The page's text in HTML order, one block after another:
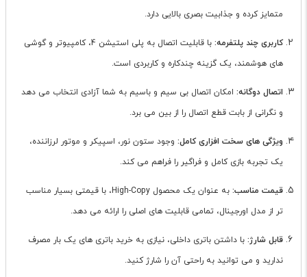
متمایز کرده و جذابیت بصری بالایی دارد.
کاربری چند پلتفرمه:
با قابلیت اتصال به پلی استیشن 4، کامپیوتر و گوشی
های هوشمند، یک گزینه چندکاره و کاربردی است.
اتصال دوگانه: امکان اتصال بی سیم و باسیم به شما آزادی انتخاب می دهد
و نگرانی از بابت قطع اتصال را از بین می برد.
ویژگی های سخت افزاری کامل: وجود ستون نور، اسپیکر و موتور لرزاننده،
یک تجربه بازی کامل و فراگیر را فراهم می کند.
قیمت مناسب:
به عنوان یک محصول High-Copy، با قیمتی بسیار مناسب
تر از مدل اورجینال، تمامی قابلیت های اصلی را ارائه می دهد.
قابل شارژ: با داشتن باتری داخلی، نیازی به خرید باتری های یک بار مصرف
ندارید و می توانید به راحتی آن را شارژ کنید.